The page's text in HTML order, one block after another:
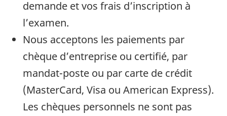
demande et vos frais d’inscription à
l’examen.
Nous acceptons les paiements par
chèque d’entreprise ou certifié, par
mandat-poste ou par carte de crédit
(MasterCard, Visa ou American Express).
Les chèques personnels ne sont pas